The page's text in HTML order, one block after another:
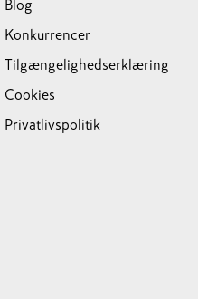
Blog
Konkurrencer
Tilgængelighedserklæring
Cookies
Privatlivspolitik